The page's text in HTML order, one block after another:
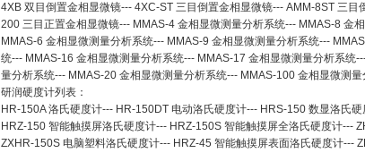
4XB 双目倒置金相显微镜--- 4XC-ST 三目倒置金相显微镜--- AMM-8ST 三目
200 三目正置金相显微镜--- MMAS-4 金相显微测量分析系统--- MMAS-8 金
MMAS-6 金相显微测量分析系统--- MMAS-9 金相显微测量分析系统---
统--- MMAS-16 金相显微测量分析系统--- MMAS-17 金相显微测量分析系统
量分析系统--- MMAS-20 金相显微测量分析系统--- MMAS-100 金相显微测量
研润硬度计列表：
HR-150A 洛氏硬度计--- HR-150DT 电动洛氏硬度计--- HRS-150 数显洛氏硬
HRZ-150 智能触摸屏洛氏硬度计--- HRZ-150S 智能触摸屏全洛氏硬度计---
ZXHR-150S 电脑塑料洛氏硬度计--- HRZ-45 智能触摸屏表面洛氏硬度计---